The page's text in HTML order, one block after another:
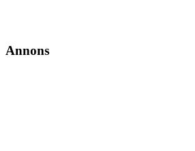
Annons